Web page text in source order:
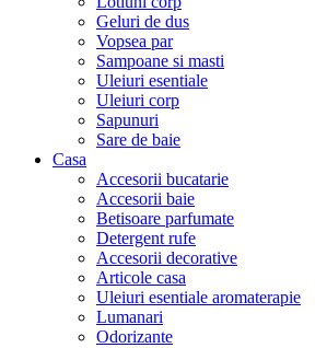
Geluri de dus
Vopsea par
Sampoane si masti
Uleiuri esentiale
Uleiuri corp
Sapunuri
Sare de baie
Casa
Accesorii bucatarie
Accesorii baie
Betisoare parfumate
Detergent rufe
Accesorii decorative
Articole casa
Uleiuri esentiale aromaterapie
Lumanari
Odorizante